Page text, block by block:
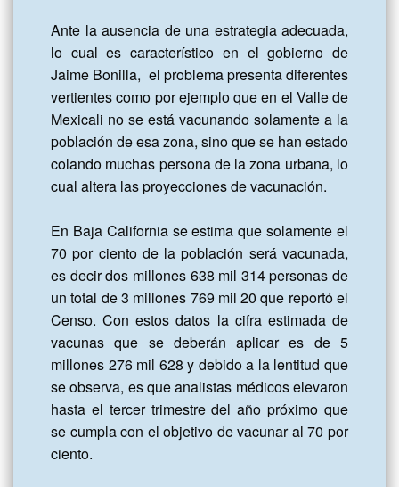
Ante la ausencia de una estrategia adecuada,
lo cual es característico en el gobierno de
Jaime Bonilla,  el problema presenta diferentes
vertientes como por ejemplo que en el Valle de
Mexicali no se está vacunando solamente a la
población de esa zona, sino que se han estado
colando muchas persona de la zona urbana, lo
cual altera las proyecciones de vacunación.
En Baja California se estima que solamente el
70 por ciento de la población será vacunada,
es decir dos millones 638 mil 314 personas de
un total de 3 millones 769 mil 20 que reportó el
Censo. Con estos datos la cifra estimada de
vacunas que se deberán aplicar es de 5
millones 276 mil 628 y debido a la lentitud que
se observa, es que analistas médicos elevaron
hasta el tercer trimestre del año próximo que
se cumpla con el objetivo de vacunar al 70 por
ciento.